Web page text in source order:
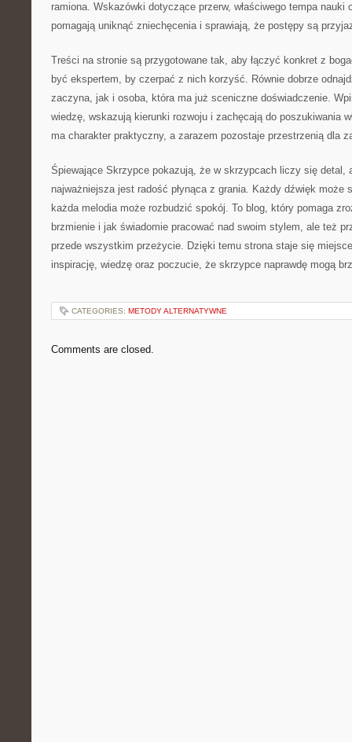
ramiona. Wskazówki dotyczące przerw, właściwego tempa nauki
pomagają uniknąć zniechęcenia i sprawiają, że postępy są
Treści na stronie są przygotowane tak, aby łączyć konkret z
być ekspertem, by czerpać z nich korzyść. Równie dobrze
zaczyna, jak i osoba, która ma już sceniczne doświadczenie.
wiedzę, wskazują kierunki rozwoju i zachęcają do poszukiwania
ma charakter praktyczny, a zarazem pozostaje przestrzenią dla
Śpiewające Skrzypce pokazują, że w skrzypcach liczy się detal,
najważniejsza jest radość płynąca z grania. Każdy dźwięk może
każda melodia może rozbudzić spokój. To blog, który pomaga
brzmienie i jak świadomie pracować nad swoim stylem, ale też
przede wszystkim przeżycie. Dzięki temu strona staje się
inspirację, wiedzę oraz poczucie, że skrzypce naprawdę mogą
CATEGORIES: METODY ALTERNATYWNE
Comments are closed.